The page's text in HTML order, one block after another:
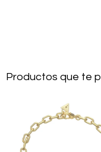
Productos que te